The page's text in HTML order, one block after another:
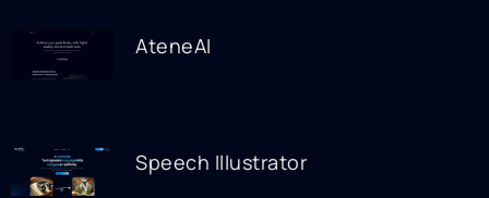
AteneAI
Speech Illustrator